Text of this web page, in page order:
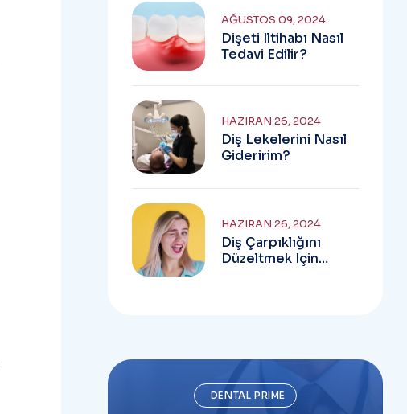
AĞUSTOS 09, 2024
Dişeti Iltihabı Nasıl
Tedavi Edilir?
HAZIRAN 26, 2024
Diş Lekelerini Nasıl
Gideririm?
HAZIRAN 26, 2024
Diş Çarpıklığını
Düzeltmek Için
DENTAL PRIME